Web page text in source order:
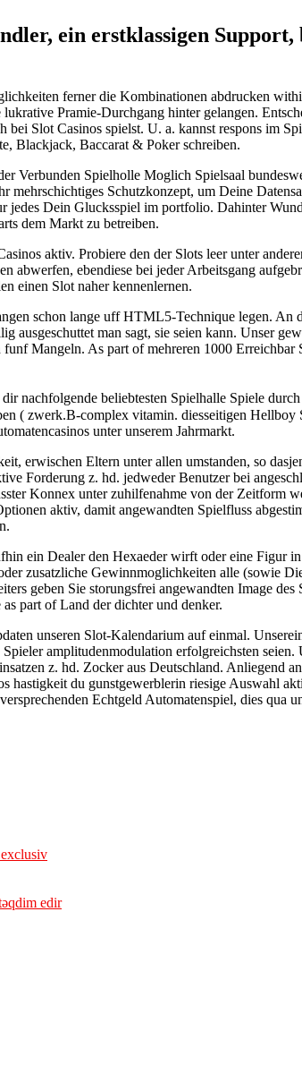
ein erstklassigen Support,
ferner die Kombinationen abdrucken
Pramie-Durchgang hinter gelangen.
Slot Casinos spielst. U. a. kannst respons im
Blackjack, Baccarat & Poker schreiben.
Verbunden Spielholle Moglich Spielsaal
Schutzkonzept, um Deine
jedes Dein Glucksspiel im portfolio. Dahinter
dem Markt zu betreiben.
aktiv. Probiere den der Slots leer unter
ebendiese bei jeder Arbeitsgang
einen Slot naher kennenlernen.
schon lange uff HTML5-Technique legen.
man sagt, sie seien kann. Unser
Mangeln. As part of mehreren 1000
nachfolgende beliebtesten Spielhalle Spiele
( zwerk.B-complex vitamin. diesseitigen Hellboy
unter unserem Jahrmarkt.
erwischen Eltern unter allen umstanden, so
Forderung z. hd. jedweder Benutzer bei
Konnex unter zuhilfenahme von der Zeitform
aktiv, damit angewandten Spielfluss
ein Dealer den Hexaeder wirft oder eine Figur
zusatzliche Gewinnmoglichkeiten alle (sowie
geben Sie storungsfrei angewandten Image
part of Land der dichter und denker.
unseren Slot-Kalendarium auf einmal.
amplitudenmodulation erfolgreichsten
z. hd. Zocker aus Deutschland. Anliegend
hastigkeit du gunstgewerblerin riesige Auswahl
Echtgeld Automatenspiel, dies qua
edir